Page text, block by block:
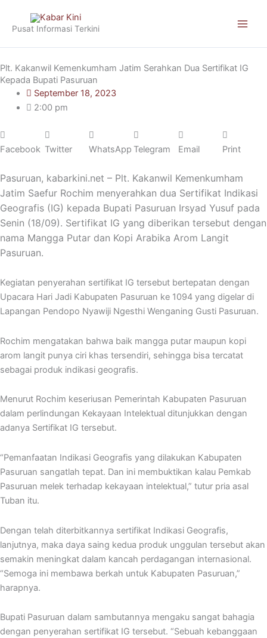
content
Pusat Informasi Terkini
Plt. Kakanwil Kemenkumham Jatim Serahkan Dua Sertifikat IG
Kepada Bupati Pasuruan
September 18, 2023
2:00 pm
Facebook Twitter WhatsApp Telegram Email Print
Pasuruan, kabarkini.net – Plt. Kakanwil Kemenkumham
Jatim Saefur Rochim menyerahkan dua Sertifikat Indikasi
Geografis (IG) kepada Bupati Pasuruan Irsyad Yusuf pada
Senin (18/09). Sertifikat IG yang diberikan tersebut dengan
nama Mangga Putar dan Kopi Arabika Arom Langit
Pasuruan.
Kegiatan penyerahan sertifikat IG tersebut bertepatan dengan
Upacara Hari Jadi Kabupaten Pasuruan ke 1094 yang digelar di
Lapangan Pendopo Nyawiji Ngesthi Wenganing Gusti Pasuruan.
Rochim mengatakan bahwa baik mangga putar maupun kopi
arom langit punya ciri khas tersendiri, sehingga bisa tercatat
sebagai produk indikasi geografis.
Menurut Rochim keseriusan Pemerintah Kabupaten Pasuruan
dalam perlindungan Kekayaan Intelektual ditunjukkan dengan
adanya Sertifikat IG tersebut.
“Pemanfaatan Indikasi Geografis yang dilakukan Kabupaten
Pasuruan sangatlah tepat. Dan ini membuktikan kalau Pemkab
Pasuruan melek terhadap kekayaan intelektual,” tutur pria asal
Tuban itu.
Dengan telah diterbitkannya sertifikat Indikasi Geografis,
lanjutnya, maka daya saing kedua produk unggulan tersebut akan
semakin meningkat dalam kancah perdagangan internasional.
“Semoga ini membawa berkah untuk Kabupaten Pasuruan,”
harapnya.
Bupati Pasuruan dalam sambutannya mengaku sangat bahagia
dengan penyerahan sertifikat IG tersebut. “Sebuah kebanggaan